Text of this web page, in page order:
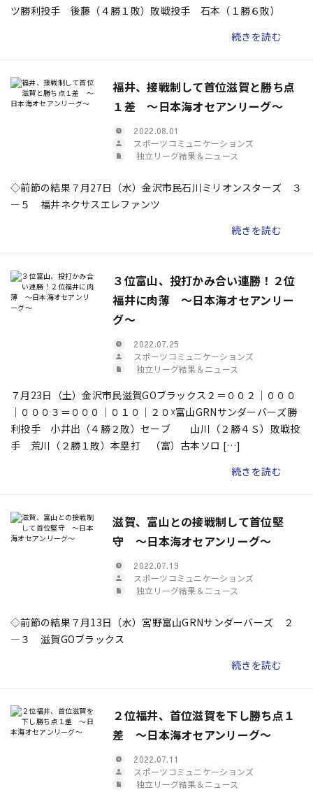
ツ勝利投手 後藤（４勝１敗）敗戦投手 石本（１勝６敗）
続きを読む
福井、接戦制して首位滋賀と勝ち点
１差 ～日本海オセアンリーグ～
2022.08.01
スポーツコミュニケーションズ
独立リーグ結果＆ニュース
◇前節の結果７月27日（水）金沢市民石川ミリオンスターズ ３
―５ 福井ネクサスエレファンツ
続きを読む
３位富山、投打かみ合い連勝！２位
福井に肉薄 ～日本海オセアンリー
グ～
2022.07.25
スポーツコミュニケーションズ
独立リーグ結果＆ニュース
７月23日（土）金沢市民滋賀GOブラックス２＝００２｜０００
｜０００３＝０００｜０１０｜２０☓富山GRNサンダーバーズ勝
利投手 小井出（４勝２敗）セーブ 山川（２勝４Ｓ）敗戦投
手 荒川（２勝１敗）本塁打 （富）古本ソロ […]
続きを読む
滋賀、富山との接戦制して首位堅
守 ～日本海オセアンリーグ～
2022.07.19
スポーツコミュニケーションズ
独立リーグ結果＆ニュース
◇前節の結果７月13日（水）宮野富山GRNサンダーバーズ ２
―３ 滋賀GOブラックス
続きを読む
２位福井、首位滋賀を下し勝ち点１
差 ～日本海オセアンリーグ～
2022.07.11
スポーツコミュニケーションズ
独立リーグ結果＆ニュース